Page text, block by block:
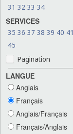
31 32 33 34
SERVICES
35 36 37 38 39 40 41
45
Pagination
LANGUE
Anglais
Français
Anglais/Français
Français/Anglais